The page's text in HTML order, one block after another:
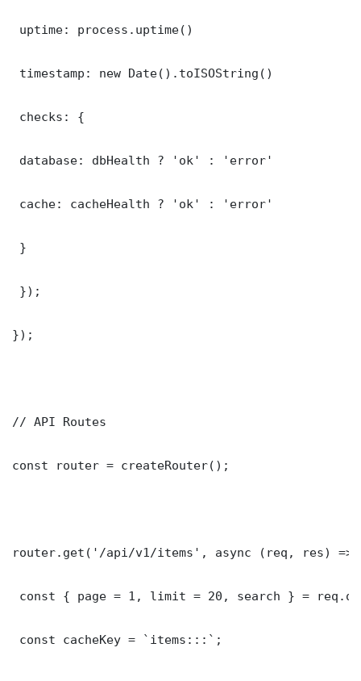
uptime: process.uptime()
timestamp: new Date().toISOString()
checks: {
database: dbHealth ? 'ok' : 'error'
cache: cacheHealth ? 'ok' : 'error'
}
});
});
// API Routes
const router = createRouter();
router.get('/api/v1/items', async (req, res) =>
const { page = 1, limit = 20, search } =
const cacheKey = `items:::`;